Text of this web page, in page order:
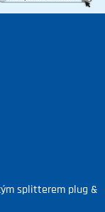
splitterem plug &